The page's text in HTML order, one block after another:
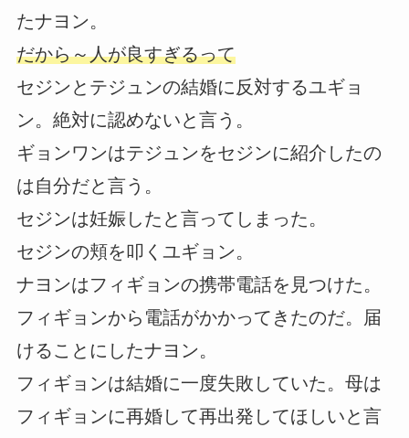
たナヨン。
だから～人が良すぎるって
セジンとテジュンの結婚に反対するユギョ
ン。絶対に認めないと言う。
ギョンワンはテジュンをセジンに紹介したの
は自分だと言う。
セジンは妊娠したと言ってしまった。
セジンの頬を叩くユギョン。
ナヨンはフィギョンの携帯電話を見つけた。
フィギョンから電話がかかってきたのだ。届
けることにしたナヨン。
フィギョンは結婚に一度失敗していた。母は
フィギョンに再婚して再出発してほしいと言